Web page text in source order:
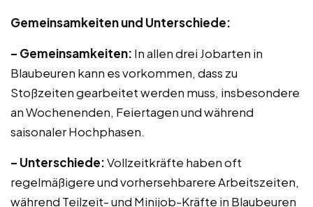
Gemeinsamkeiten und Unterschiede:
– Gemeinsamkeiten: In allen drei Jobarten in
Blaubeuren kann es vorkommen, dass zu
Stoßzeiten gearbeitet werden muss, insbesondere
an Wochenenden, Feiertagen und während
saisonaler Hochphasen.
– Unterschiede:Vollzeitkräfte haben oft
regelmäßigere und vorhersehbarere Arbeitszeiten,
während Teilzeit- und Minijob-Kräfte in Blaubeuren